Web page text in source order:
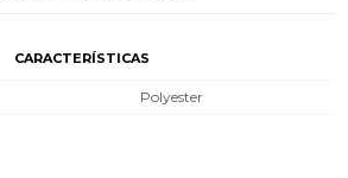
CARACTERÍSTICAS
Polyester